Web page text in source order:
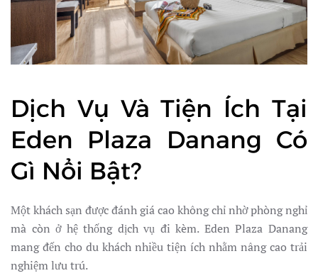
Dịch Vụ Và Tiện Ích Tại
Eden Plaza Danang Có
Gì Nổi Bật?
Một khách sạn được đánh giá cao không chỉ nhờ phòng nghỉ
mà còn ở hệ thống dịch vụ đi kèm. Eden Plaza Danang
mang đến cho du khách nhiều tiện ích nhằm nâng cao trải
nghiệm lưu trú.